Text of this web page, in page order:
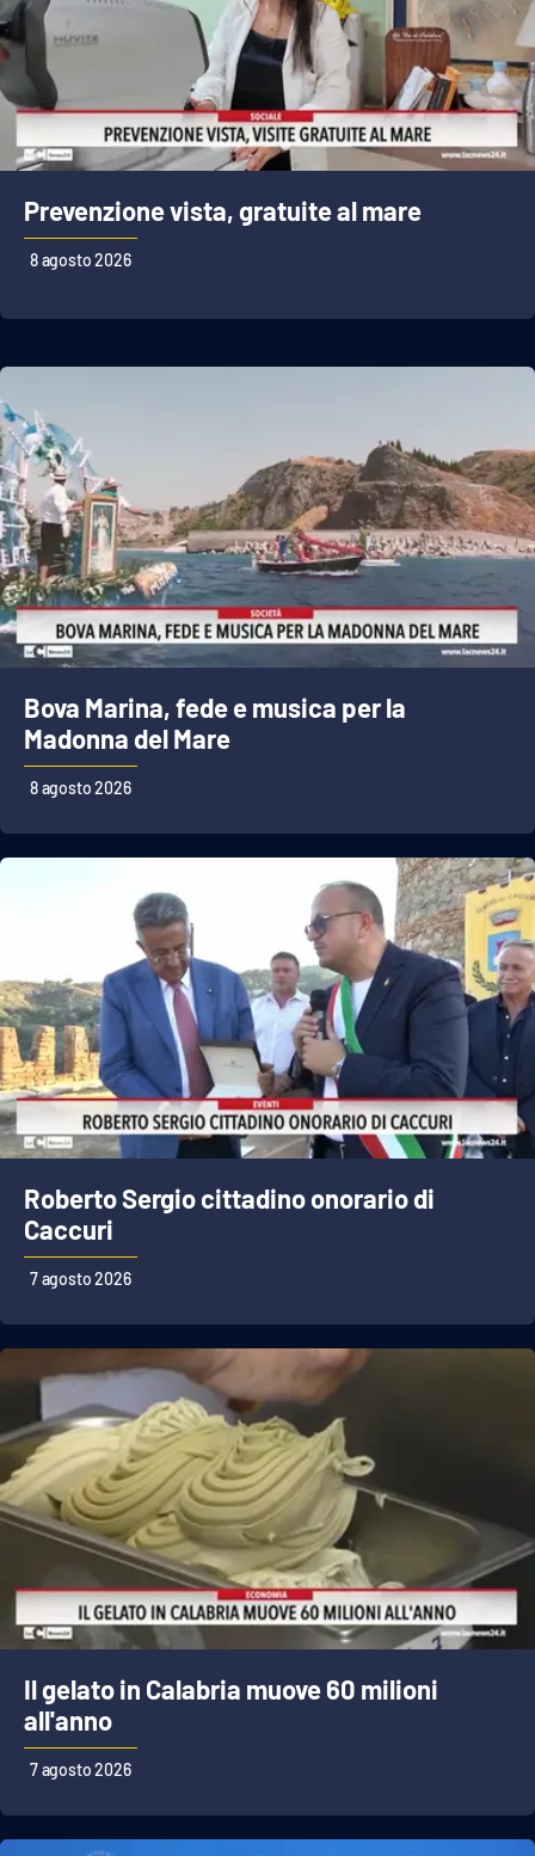
APP
Android
Apple
Prevenzione vista, gratuite al mare
8 agosto 2026
Bova Marina, fede e musica per la
Madonna del Mare
8 agosto 2026
Roberto Sergio cittadino onorario di
Caccuri
7 agosto 2026
Il gelato in Calabria muove 60 milioni
all'anno
7 agosto 2026